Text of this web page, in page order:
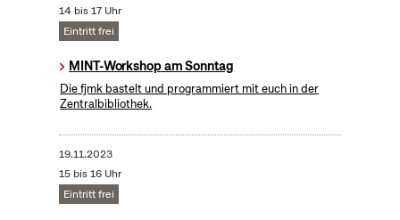
14 bis 17 Uhr
Eintritt frei
MINT-Workshop am Sonntag
Die fjmk bastelt und programmiert mit euch in der
Zentralbibliothek.
19.11.2023
15 bis 16 Uhr
Eintritt frei